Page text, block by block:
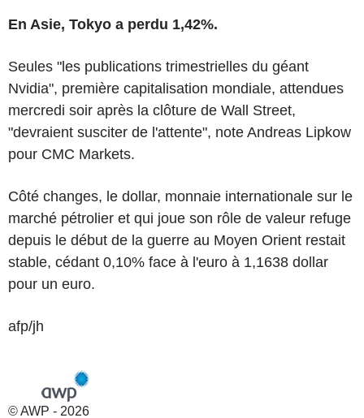
En Asie, Tokyo a perdu 1,42%.
Seules "les publications trimestrielles du géant
Nvidia", première capitalisation mondiale, attendues
mercredi soir après la clôture de Wall Street,
"devraient susciter de l'attente", note Andreas Lipkow
pour CMC Markets.
Côté changes, le dollar, monnaie internationale sur le
marché pétrolier et qui joue son rôle de valeur refuge
depuis le début de la guerre au Moyen Orient restait
stable, cédant 0,10% face à l'euro à 1,1638 dollar
pour un euro.
afp/jh
© AWP - 2026